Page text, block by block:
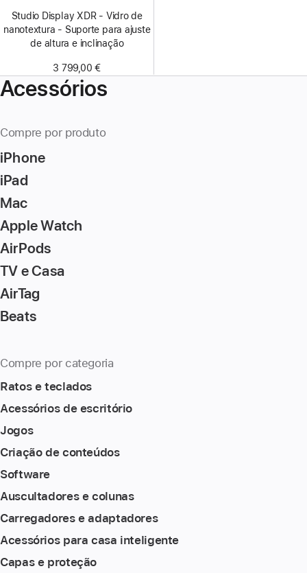
Studio Display XDR - Vidro de
nanotextura - Suporte para ajuste
de altura e inclinação
3 799,00 €
Acessórios
Compre por produto
iPhone
iPad
Mac
Apple Watch
AirPods
TV e Casa
AirTag
Beats
Compre por categoria
Ratos e teclados
Acessórios de escritório
Jogos
Criação de conteúdos
Software
Auscultadores e colunas
Carregadores e adaptadores
Acessórios para casa inteligente
Capas e proteção